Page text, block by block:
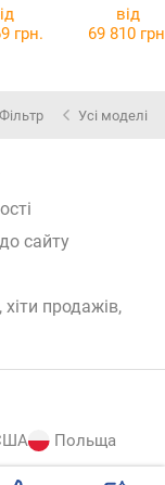
SOLID
грн.
від
69 810
Фільтр Усі моделі
сайту
продажів,
Польща